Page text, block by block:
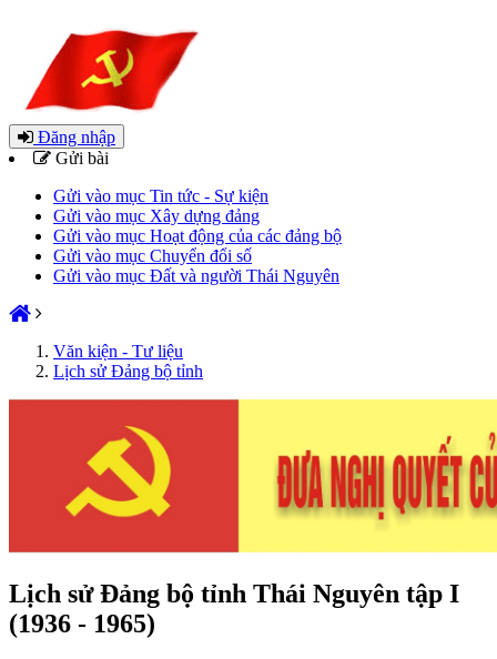
Đăng nhập
Gửi bài
Gửi vào mục Tin tức - Sự kiện
Gửi vào mục Xây dựng đảng
Gửi vào mục Hoạt động của các đảng bộ
Gửi vào mục Chuyển đổi số
Gửi vào mục Đất và người Thái Nguyên
Văn kiện - Tư liệu
Lịch sử Đảng bộ tỉnh
Lịch sử Đảng bộ tỉnh Thái Nguyên tập I
(1936 - 1965)